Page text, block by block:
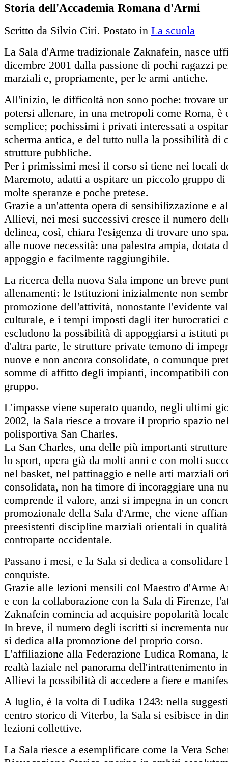
Storia dell'Accademia Romana d'Armi
Scritto da Silvio Ciri. Postato in La scuola
La Sala d'Arme tradizionale Zaknafein, nasce
dicembre 2001 dalla passione di pochi ragazzi
marziali e, propriamente, per le armi antiche.
All'inizio, le difficoltà non sono poche: trovare
potersi allenare, in una metropoli come Roma, è
semplice; pochissimi i privati interessati a
scherma antica, e del tutto nulla la possibilità di
strutture pubbliche.
Per i primissimi mesi il corso si tiene nei locali
Maremoto, adatti a ospitare un piccolo gruppo di
molte speranze e poche pretese.
Grazie a un'attenta opera di sensibilizzazione e
Allievi, nei mesi successivi cresce il numero
delinea, così, chiara l'esigenza di trovare uno
alle nuove necessità: una palestra ampia, dotata
appoggio e facilmente raggiungibile.
La ricerca della nuova Sala impone un breve
allenamenti: le Istituzioni inizialmente non
promozione dell'attività, nonostante l'evidente
culturale, e i tempi imposti dagli iter burocratici
escludono la possibilità di appoggiarsi a istituti
d'altra parte, le strutture private temono di
nuove e non ancora consolidate, o comunque
somme di affitto degli impianti, incompatibili
gruppo.
L'impasse viene superato quando, negli ultimi
2002, la Sala riesce a trovare il proprio spazio
polisportiva San Charles.
La San Charles, una delle più importanti
lo sport, opera già da molti anni e con molti
nel basket, nel pattinaggio e nelle arti marziali
consolidata, non ha timore di incoraggiare una
comprende il valore, anzi si impegna in un
promozionale della Sala d'Arme, che viene
preesistenti discipline marziali orientali in
controparte occidentale.
Passano i mesi, e la Sala si dedica a consolidare
conquiste.
Grazie alle lezioni mensili col Maestro d'Arme
e con la collaborazione con la Sala di Firenze,
Zaknafein comincia ad acquisire popolarità
In breve, il numero degli iscritti si incrementa
si dedica alla promozione del proprio corso.
L'affiliazione alla Federazione Ludica Romana,
realtà laziale nel panorama dell'intrattenimento
Allievi la possibilità di accedere a fiere e
A luglio, è la volta di Ludika 1243: nella
centro storico di Viterbo, la Sala si esibisce in
lezioni collettive.
La Sala riesce a esemplificare come la Vera